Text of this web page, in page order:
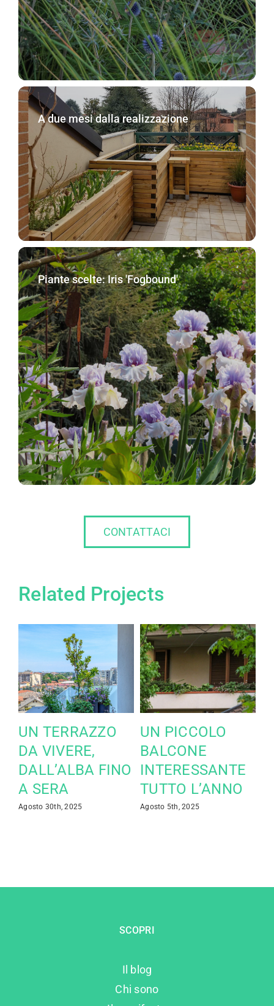
A due mesi dalla realizzazione
Piante scelte: Iris 'Fogbound'
CONTATTACI
Related Projects
UN TERRAZZO
DA VIVERE,
DALL’ALBA FINO
A SERA
Agosto 30th, 2025
UN PICCOLO
BALCONE
INTERESSANTE
TUTTO L’ANNO
Agosto 5th, 2025
SCOPRI
Il blog
Chi sono